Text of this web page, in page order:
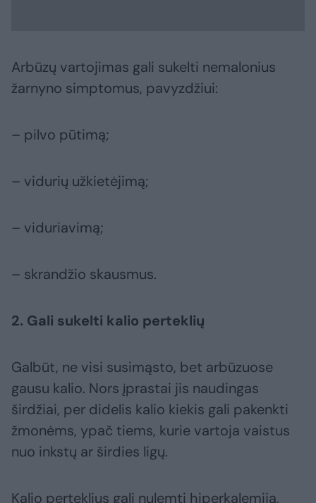
Arbūzų vartojimas gali sukelti nemalonius
žarnyno simptomus, pavyzdžiui:
– pilvo pūtimą;
– vidurių užkietėjimą;
– viduriavimą;
– skrandžio skausmus.
2. Gali sukelti kalio perteklių
Galbūt, ne visi susimąsto, bet arbūzuose
gausu kalio. Nors įprastai jis naudingas
širdžiai, per didelis kalio kiekis gali pakenkti
žmonėms, ypač tiems, kurie vartoja vaistus
nuo inkstų ar širdies ligų.
Kalio perteklius gali nulemti hiperkalemiją,